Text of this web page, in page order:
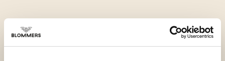
BEKIJK ONZE REVIEWS